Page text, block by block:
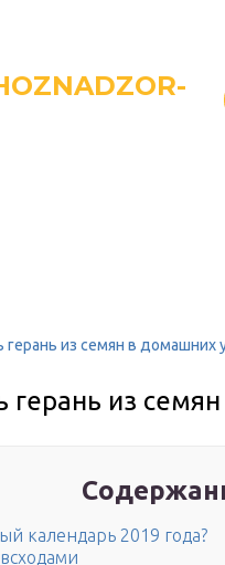
из семян в домашних
из
календарь 2019 года?